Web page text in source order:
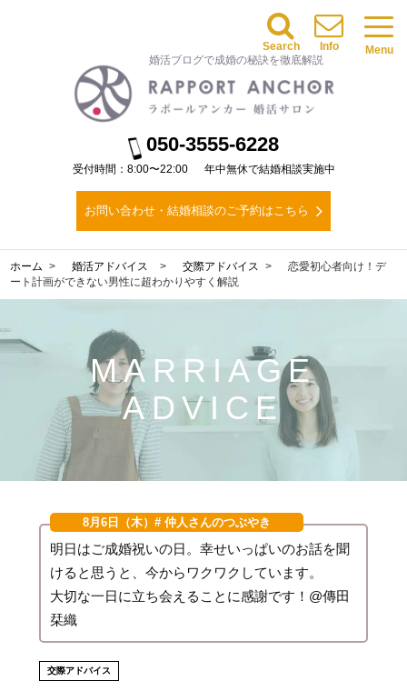
婚活ブログで成婚の秘訣を徹底解説
050-3555-6228
受付時間：8:00〜22:00 年中無休で結婚相談実施中
お問い合わせ・結婚相談のご予約はこちら
Menu
Info
Search
ホーム 婚活アドバイス 交際アドバイス
恋愛初心者向け！デ
ート計画ができない男性に超わかりやすく解説
MARRIAGE
ADVICE
8月6日（木）# 仲人さんのつぶやき
明日はご成婚祝いの日。幸せいっぱいのお話を聞
けると思うと、今からワクワクしています。
大切な一日に立ち会えることに感謝です！@傳田
栞織
交際アドバイス